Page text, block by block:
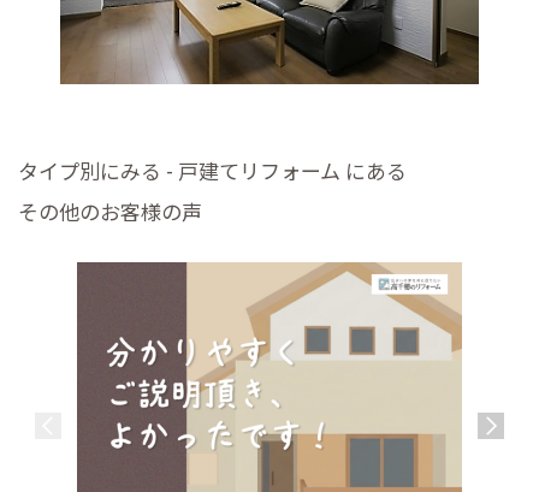
タイプ別にみる - 戸建てリフォーム にある
その他のお客様の声